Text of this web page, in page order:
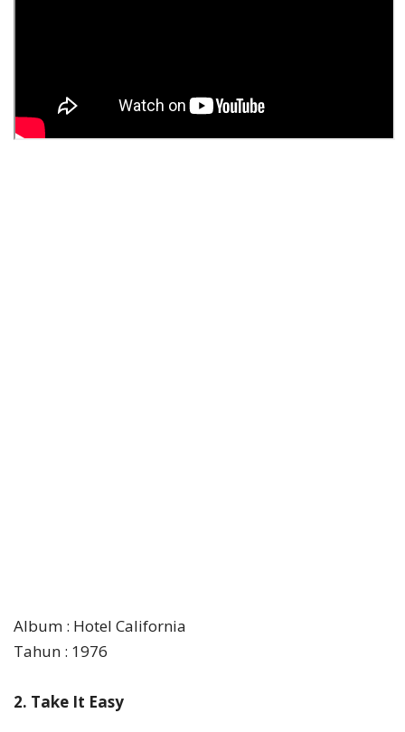
Album : Hotel California
Tahun : 1976
2. Take It Easy